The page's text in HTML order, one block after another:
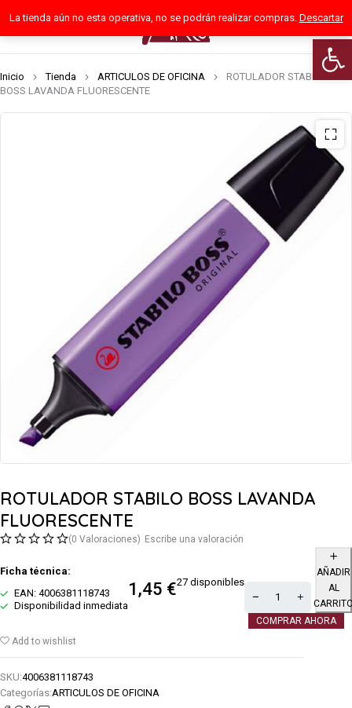
Abrir
La tienda aún no esta operativa, no se podrán realizar compras. Descartar
0
Inicio Tienda ARTICULOS DE OFICINA
ROTULADOR STABILO
BOSS LAVANDA FLUORESCENTE
ROTULADOR STABILO BOSS LAVANDA
FLUORESCENTE
(0 Valoraciones) Escribe una valoración
Ficha técnica:
EAN: 4006381118743
Disponibilidad inmediata
1,45 €27 disponibles
AÑADIR
AL
COMPRAR AHORA
Add to wishlist
SKU:4006381118743
Categorías:ARTICULOS DE OFICINA